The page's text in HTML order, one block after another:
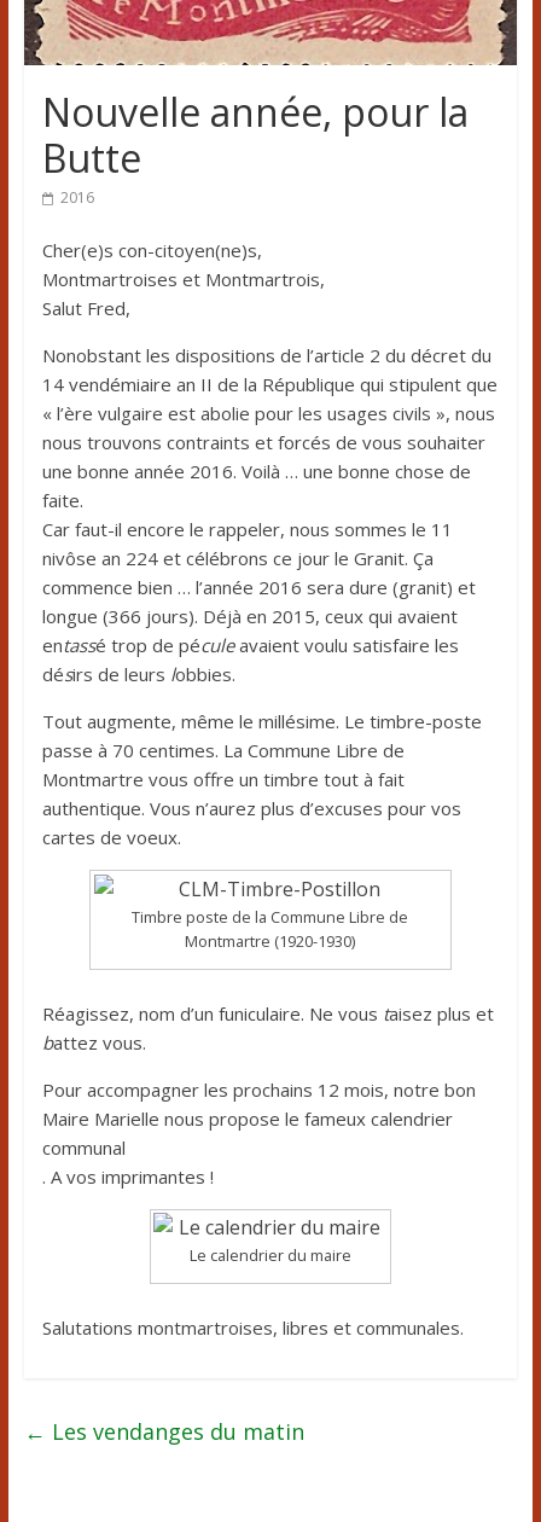
Nouvelle année, pour la
Butte
2016
Cher(e)s con-citoyen(ne)s,
Montmartroises et Montmartrois,
Salut Fred,
Nonobstant les dispositions de l’article 2 du décret du
14 vendémiaire an II de la République qui stipulent que
« l’ère vulgaire est abolie pour les usages civils », nous
nous trouvons contraints et forcés de vous souhaiter
une bonne année 2016. Voilà … une bonne chose de
faite.
Car faut-il encore le rappeler, nous sommes le 11
nivôse an 224 et célébrons ce jour le Granit. Ça
commence bien … l’année 2016 sera dure (granit) et
longue (366 jours). Déjà en 2015, ceux qui avaient
entassé trop de péculeavaient voulu satisfaire les
désirs de leurs lobbies.
Tout augmente, même le millésime. Le timbre-poste
passe à 70 centimes. La Commune Libre de
Montmartre vous offre un timbre tout à fait
authentique. Vous n’aurez plus d’excuses pour vos
cartes de voeux.
Timbre poste de la Commune Libre de
Montmartre (1920-1930)
Réagissez, nom d’un funiculaire. Ne vous taisez plus et
battez vous.
Pour accompagner les prochains 12 mois, notre bon
Maire Marielle nous propose le fameux calendrier​
communal​
. A vos imprimantes !
Le calendrier du maire
​Salutations montmartroises, libres et communales.​
← Les vendanges du matin